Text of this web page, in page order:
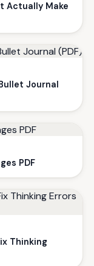
Actually Make
Journal
PDF
Thinking